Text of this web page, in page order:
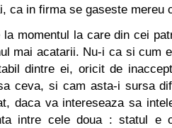
ca in firma se gaseste mereu
momentul la care din cei
mai acatarii. Nu-i ca si cum
dintre ei, oricit de
ceva, si cam asta-i sursa
daca va intereseaza sa
intre cele doua : statul e